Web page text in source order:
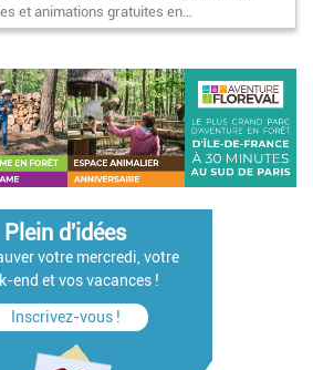
et animations gratuites en…
Plein d'idées
votre mercredi, votre
end et vos vacances !
Inscrivez-vous !